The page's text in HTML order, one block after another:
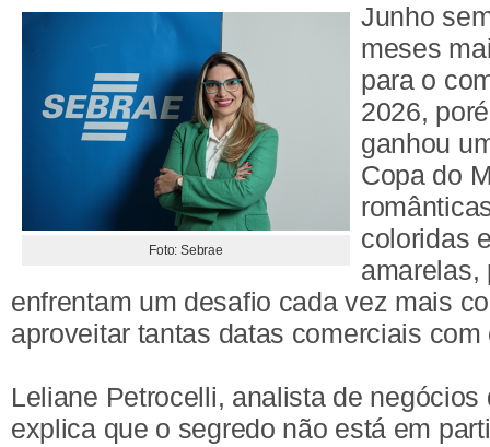
Foto: Sebrae
Junho
meses
para o
2026,
ganhou
Copa do
coloridas
amarelas,
enfrentam um desafio cada vez mais
aproveitar tantas datas comerciais com
Leliane Petrocelli, analista de negócios
explica que o segredo não está em